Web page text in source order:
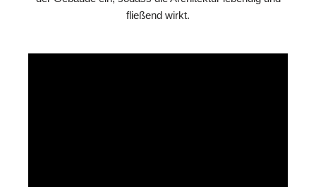
fließend wirkt.